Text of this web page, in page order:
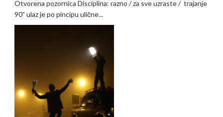
Otvorena pozornica Disciplina: razno / za sve uzraste / trajanje
90” ulaz je po pincipu ulične...